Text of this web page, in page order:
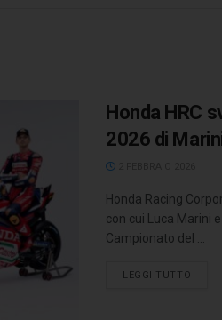
Honda HRC
2026 di
Honda Racing
con cui Luca Marini
Campionato del ...
LEGGI TUTTO